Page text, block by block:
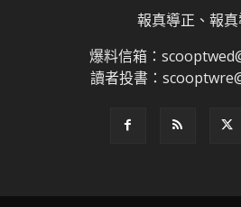
報真導正、報
爆料信箱：
讀者投書：